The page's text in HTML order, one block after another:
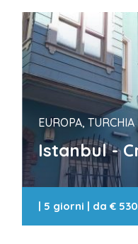
EUROPA, TURCHIA
Istanbul -
| 5 giorni | da€